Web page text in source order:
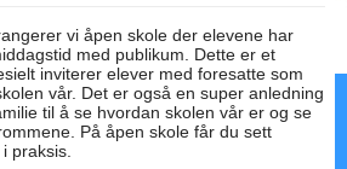
vi åpen skole der elevene har
med publikum. Dette er et
inviterer elever med foresatte som
vår. Det er også en super anledning
til å se hvordan skolen vår er og se
På åpen skole får du sett
praksis.